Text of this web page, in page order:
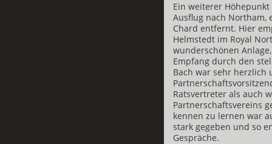
Ein weiterer
Ausflug nach Northam,
Chard entfernt. Hier
Helmstedt im Royal
wunderschönen
Empfang durch den
Bach war sehr herzlich
Ratsvertreter als auch
Partnerschaftsvereins
kennen zu lernen war
stark gegeben und so
Gespräche.